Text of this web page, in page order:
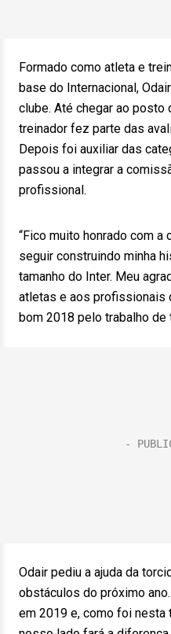
Formado como atleta e
base do Internacional,
clube. Até chegar ao
treinador fez parte das
Depois foi auxiliar das
passou a integrar a
profissional.
“Fico muito honrado com
seguir construindo minha
tamanho do Inter. Meu
atletas e aos profissionais
bom 2018 pelo trabalho de
Odair pediu a ajuda da
obstáculos do próximo
em 2019 e, como foi nesta